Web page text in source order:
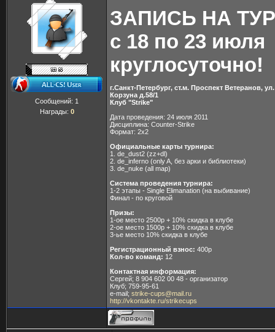
Сообщений: 1
Награды: 0
ЗАПИСЬ НА
с 18 по 23 июля
круглосуточно!
г.Санкт-Петербург, ст.м. Проспект Ветеранов,
Корзуна д.58/1
Клуб "Strike"
Дата проведения: 24 июля 2011
Дисциплина: Counter-Strike
Формат: 2х2
Официальные карты турнира:
1. de_dust2 (zz+dl)
2. de_inferno (only A, без арки и библиотеки)
3. de_nuke (all map)
Система проведения турнира:
1-2 этапы - Single Elimanation (на выбивание)
Финал - по круговой
Призы:
1-ое место 2500р + 10% скидка в клубе
2-ое место 1500р + 10% скидка в клубе
3-ье место 10% скидка в клубе
Регистрационный взнос: 400р
Кол-во команд: 12
Контактная информация:
Сергей; 8 904 602 00 48 - организатор
Клуб; 759-95-61
e-mail; strike-cups@mail.ru
http://vkontakte.ru/strikecups